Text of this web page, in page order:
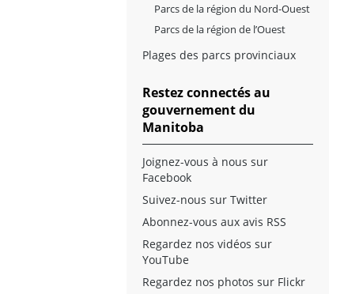
Parcs de la région du Nord-Ouest
Parcs de la région de l’Ouest
Plages des parcs provinciaux
Restez connectés au
gouvernement du
Manitoba
Joignez-vous à nous sur
Facebook
Suivez-nous sur Twitter
Abonnez-vous aux avis RSS
Regardez nos vidéos sur
YouTube
Regardez nos photos sur Flickr